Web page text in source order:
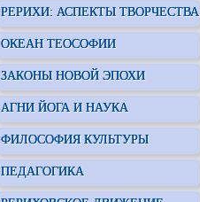
РЕРИХИ: АСПЕКТЫ ТВОРЧЕСТВА
ОКЕАН ТЕОСОФИИ
ЗАКОНЫ НОВОЙ ЭПОХИ
АГНИ ЙОГА И НАУКА
ФИЛОСОФИЯ КУЛЬТУРЫ
ПЕДАГОГИКА